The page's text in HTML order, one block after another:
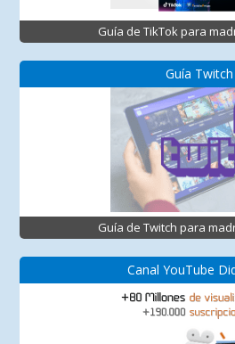
Guía de TikTok para
Guía Twitch
Guía de Twitch para
Canal YouTube